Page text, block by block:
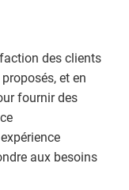
des clients
et en
fournir des
aux besoins